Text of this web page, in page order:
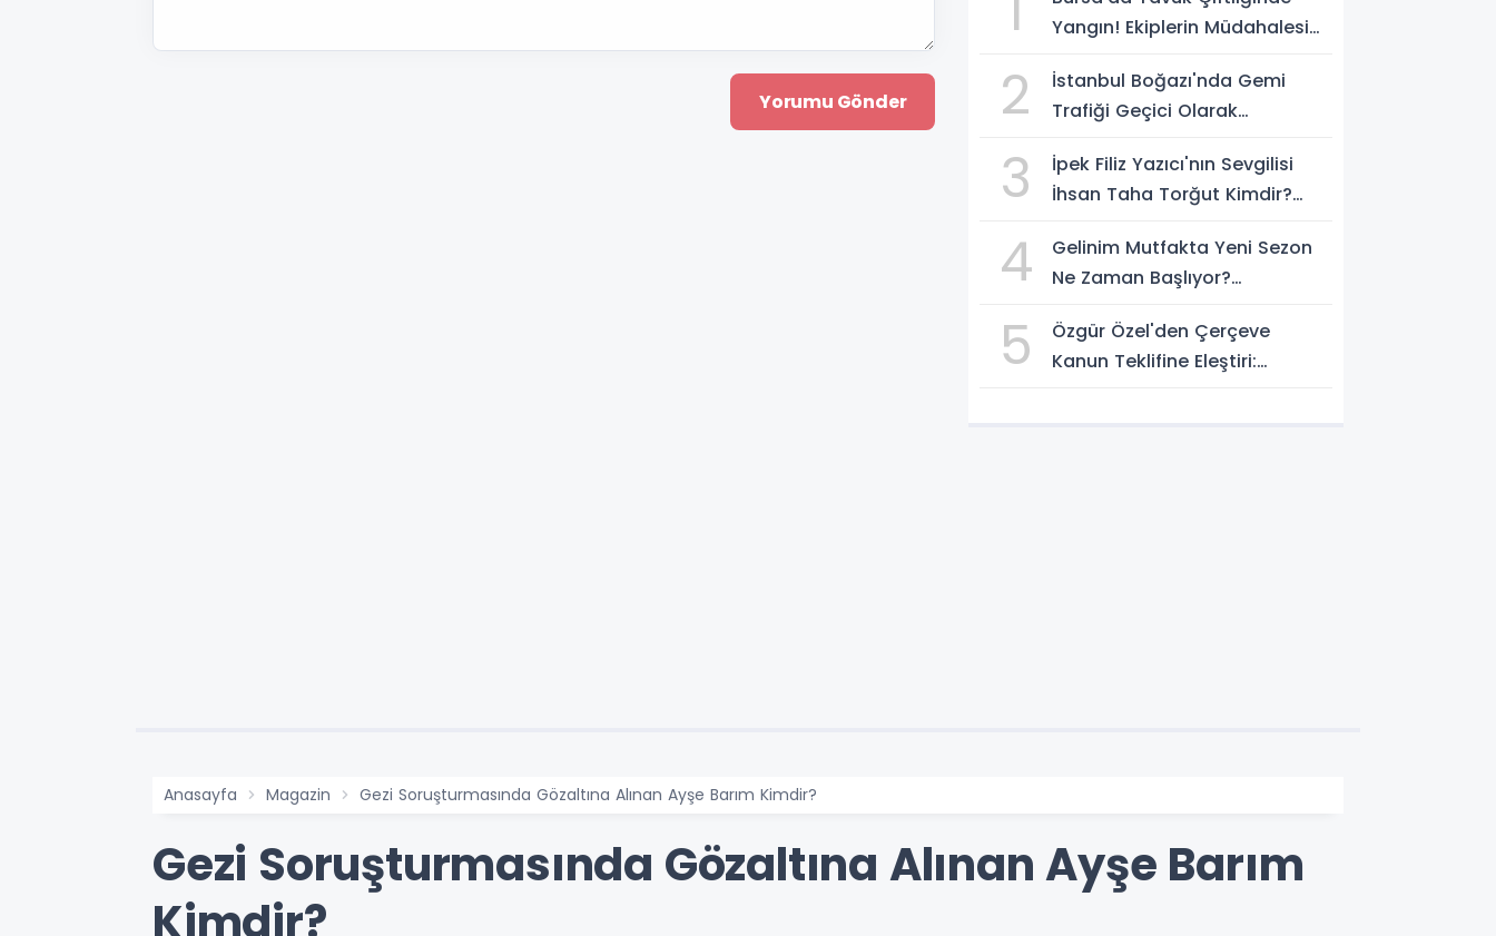
Yangın! Ekiplerin Müdahalesi
2
İstanbul Boğazı'nda Gemi
Trafiği Geçici Olarak
3
İpek Filiz Yazıcı'nın Sevgilisi
İhsan Taha Torğut Kimdir?
Ediliyor
4
Gelinim Mutfakta Yeni Sezon
Ne Zaman Başlıyor?
5
Özgür Özel'den Çerçeve
Kanun Teklifine Eleştiri:
Anasayfa Magazin Gezi Soruşturmasında Gözaltına Alınan Ayşe Barım Kimdir?
Gezi Soruşturmasında Gözaltına Alınan Ayşe Barım
Kimdir?